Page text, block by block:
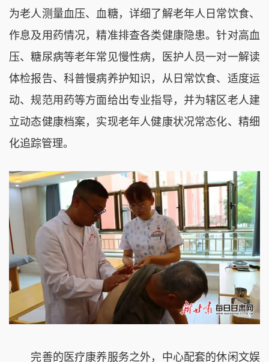
为老人测量血压、血糖，详细了解老年人日常饮食、
作息及用药情况，精准排查各类健康隐患。针对高血
压、糖尿病等老年常见慢性病，医护人员一对一解读
体检报告、科普慢病养护知识，从日常饮食、适度运
动、规范用药等方面给出专业指导，并为辖区老人建
立动态健康档案，实现老年人健康状况常态化、精细
化追踪管理。
完善的医疗康养服务之外，中心配套的休闲文娱